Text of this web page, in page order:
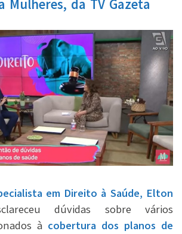
Mulheres, da TV Gazeta
em Direito à Saúde, Elton
dúvidas sobre vários
à cobertura dos planos de